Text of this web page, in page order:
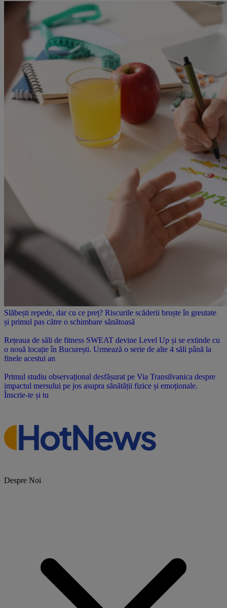
Slăbești repede, dar cu ce preț? Riscurile scăderii bruște în greutate
și primul pas către o schimbare sănătoasă
Rețeaua de săli de fitness SWEAT devine Level Up și se extinde cu
o nouă locație în București. Urmează o serie de alte 4 săli până la
finele acestui an
Primul studiu observațional desfășurat pe Via Transilvanica despre
impactul mersului pe jos asupra sănătății fizice și emoționale.
Înscrie-te și tu
Despre Noi